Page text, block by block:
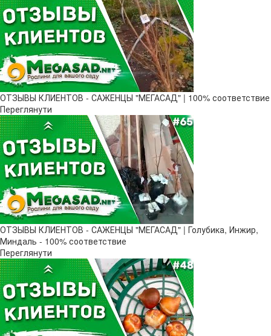
ОТЗЫВЫ КЛИЕНТОВ - САЖЕНЦЫ "МЕГАСАД" | 100% соответствие
Переглянути
ОТЗЫВЫ КЛИЕНТОВ - САЖЕНЦЫ "МЕГАСАД" | Голубика, Инжир,
Миндаль - 100% соответствие
Переглянути